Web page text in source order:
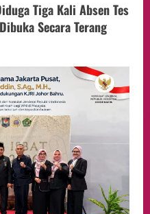
Tiga Kali Absen Tes
Secara Terang